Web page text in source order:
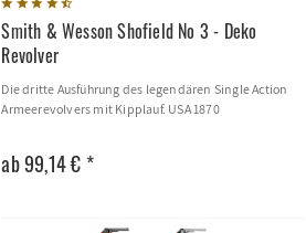
Smith & Wesson Shofield No 3 - Deko
Revolver
Die dritte Ausführung des legendären Single Action
Armeerevolvers mit Kipplauf. USA 1870
ab 99,14 € *